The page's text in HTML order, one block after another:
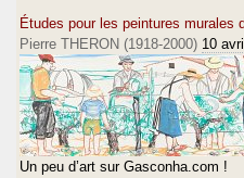
Études pour les peintures murales
Pierre THERON (1918-2000) 10
Un peu d’art sur Gasconha.com !